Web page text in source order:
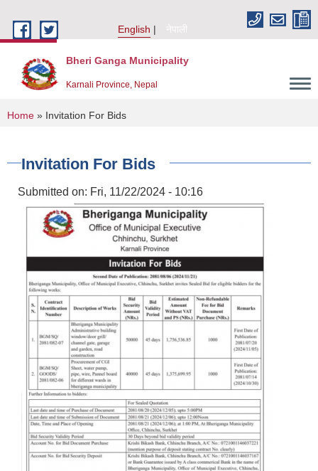
English
नेपाली
Bheri Ganga Municipality
Karnali Province, Nepal
You are here
Home » Invitation For Bids
Invitation For Bids
Submitted on: Fri, 11/22/2024 - 10:16